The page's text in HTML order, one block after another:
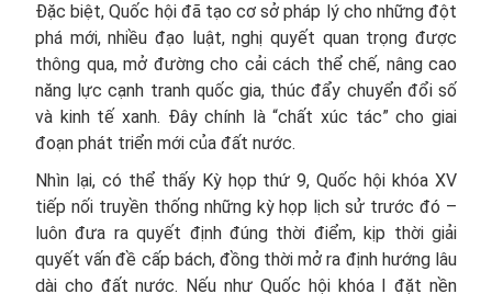
Đặc biệt, Quốc hội đã tạo cơ sở pháp lý cho những đột
phá mới, nhiều đạo luật, nghị quyết quan trọng được
thông qua, mở đường cho cải cách thể chế, nâng cao
năng lực cạnh tranh quốc gia, thúc đẩy chuyển đổi số
và kinh tế xanh. Đây chính là “chất xúc tác” cho giai
đoạn phát triển mới của đất nước.
Nhìn lại, có thể thấy Kỳ họp thứ 9, Quốc hội khóa XV
tiếp nối truyền thống những kỳ họp lịch sử trước đó –
luôn đưa ra quyết định đúng thời điểm, kịp thời giải
quyết vấn đề cấp bách, đồng thời mở ra định hướng lâu
dài cho đất nước. Nếu như Quốc hội khóa I đặt nền